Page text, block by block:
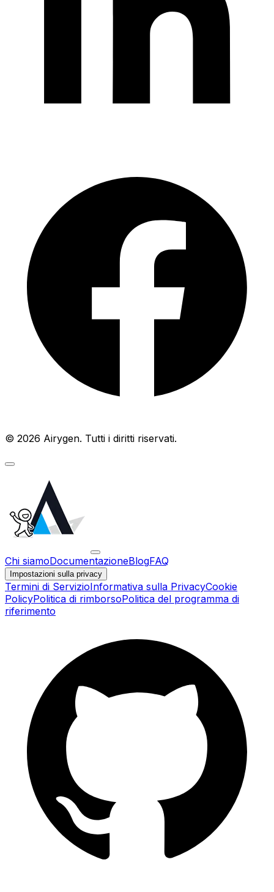
© 2026 Airygen. Tutti i diritti riservati.
Chi siamoDocumentazioneBlogFAQ
Impostazioni sulla privacy
Termini di ServizioInformativa sulla PrivacyCookie
PolicyPolitica di rimborsoPolitica del programma di
riferimento